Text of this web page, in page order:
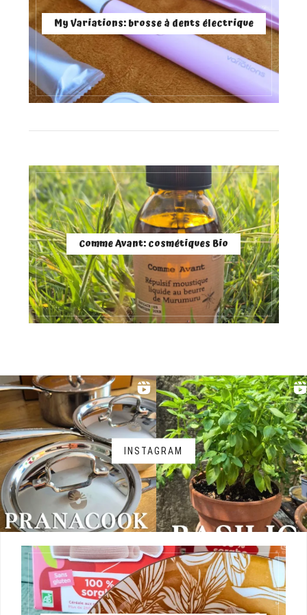
My Variations: brosse à dents électrique
Comme Avant: cosmétiques Bio
INSTAGRAM